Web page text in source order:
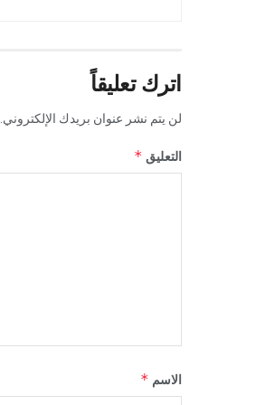
اترك تعليقاً
لن يتم نشر عنوان بريدك الإلكتروني.
التعليق *
الاسم *